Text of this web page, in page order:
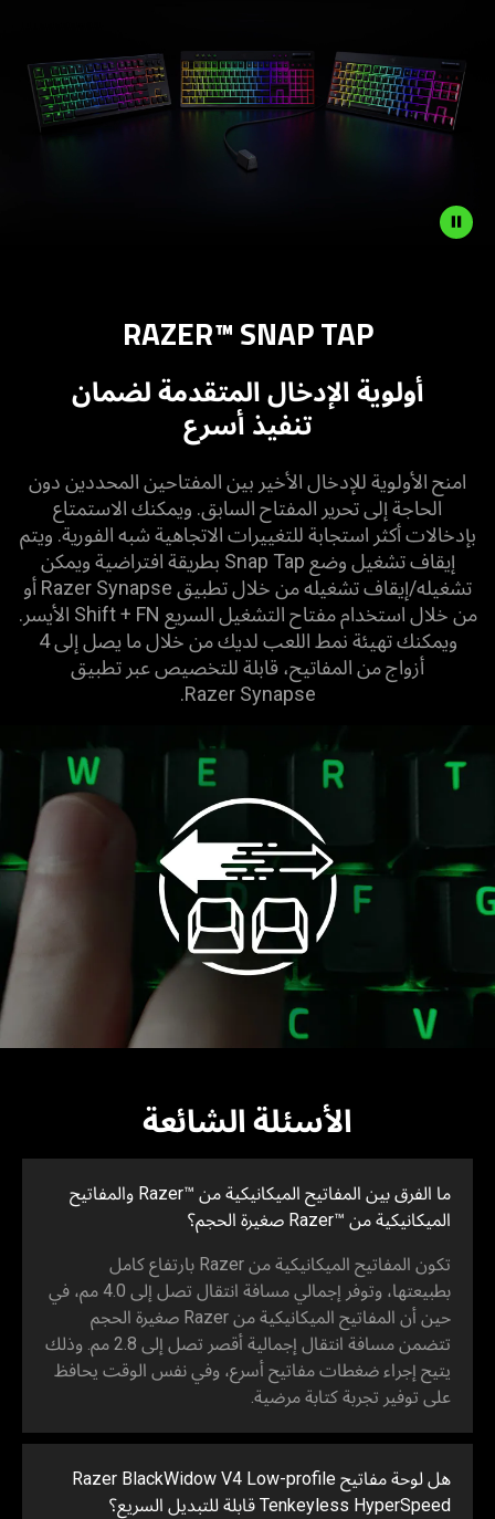
RAZER™ SNAP TAP
أولوية الإدخال المتقدمة لضمان
تنفيذ أسرع
امنح الأولوية للإدخال الأخير بين المفتاحين المحددين دون
الحاجة إلى تحرير المفتاح السابق. ويمكنك الاستمتاع
بإدخالات أكثر استجابة للتغييرات الاتجاهية شبه الفورية. ويتم
إيقاف تشغيل وضع Snap Tap بطريقة افتراضية ويمكن
تشغيله/إيقاف تشغيله من خلال تطبيق Razer Synapse أو
من خلال استخدام مفتاح التشغيل السريع FN‏ +‏ Shift الأيسر.
ويمكنك تهيئة نمط اللعب لديك من خلال ما يصل إلى 4
أزواج من المفاتيح، قابلة للتخصيص عبر تطبيق
Razer Synapse.
الأسئلة الشائعة
ما الفرق بين المفاتيح الميكانيكية من Razer™‎ والمفاتيح
الميكانيكية من Razer™‎ صغيرة الحجم؟
تكون المفاتيح الميكانيكية من Razer بارتفاع كامل
بطبيعتها، وتوفر إجمالي مسافة انتقال تصل إلى 4.0 مم، في
حين أن المفاتيح الميكانيكية من Razer صغيرة الحجم
تتضمن مسافة انتقال إجمالية أقصر تصل إلى 2.8 مم. وذلك
يتيح إجراء ضغطات مفاتيح أسرع، وفي نفس الوقت يحافظ
على توفير تجربة كتابة مرضية.
هل لوحة مفاتيح Razer BlackWidow V4 Low-profile
Tenkeyless HyperSpeed قابلة للتبديل السريع؟